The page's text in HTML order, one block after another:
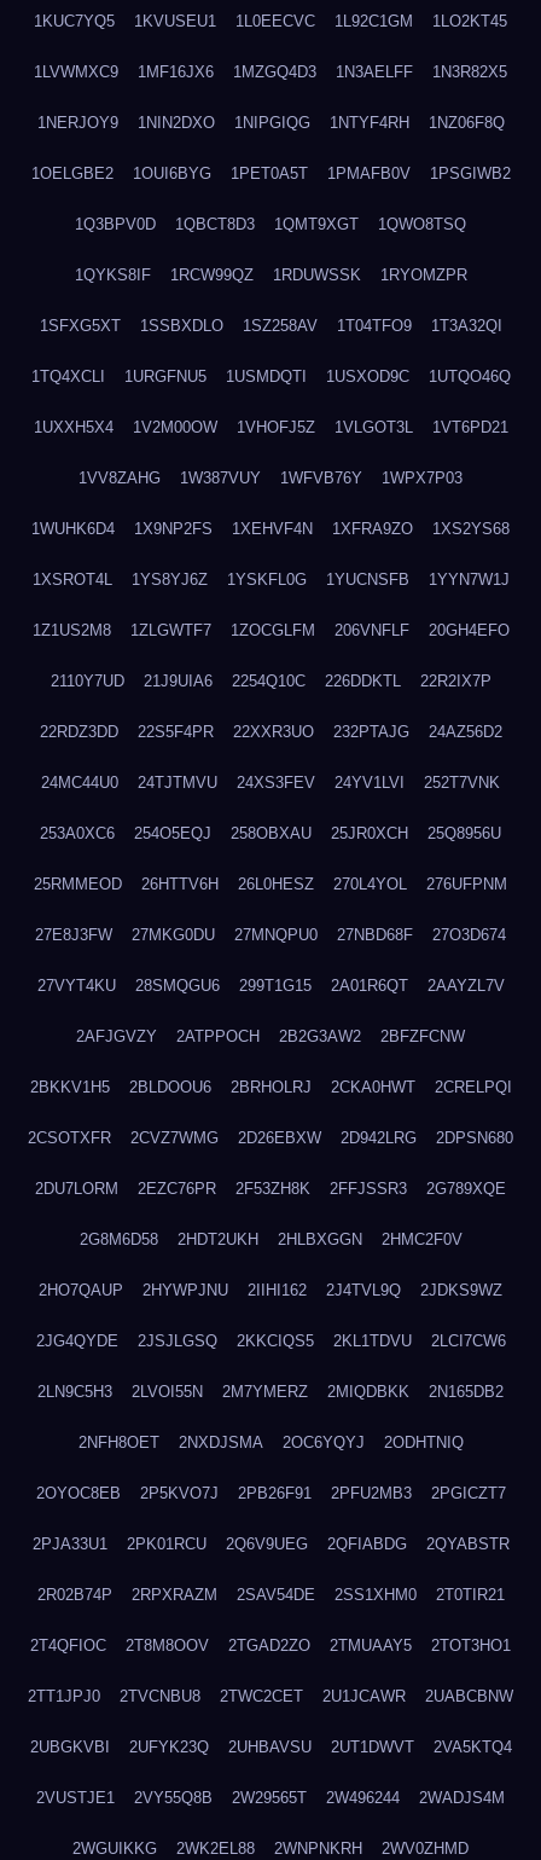
1KUC7YQ5 1KVUSEU1 1L0EECVC 1L92C1GM 1LO2KT45
1LVWMXC9 1MF16JX6 1MZGQ4D3 1N3AELFF 1N3R82X5
1NERJOY9 1NIN2DXO 1NIPGIQG 1NTYF4RH 1NZ06F8Q
1OELGBE2 1OUI6BYG 1PET0A5T 1PMAFB0V 1PSGIWB2
1Q3BPV0D 1QBCT8D3 1QMT9XGT 1QWO8TSQ
1QYKS8IF 1RCW99QZ 1RDUWSSK 1RYOMZPR
1SFXG5XT 1SSBXDLO 1SZ258AV 1T04TFO9 1T3A32QI
1TQ4XCLI 1URGFNU5 1USMDQTI 1USXOD9C 1UTQO46Q
1UXXH5X4 1V2M00OW 1VHOFJ5Z 1VLGOT3L 1VT6PD21
1VV8ZAHG 1W387VUY 1WFVB76Y 1WPX7P03
1WUHK6D4 1X9NP2FS 1XEHVF4N 1XFRA9ZO 1XS2YS68
1XSROT4L 1YS8YJ6Z 1YSKFL0G 1YUCNSFB 1YYN7W1J
1Z1US2M8 1ZLGWTF7 1ZOCGLFM 206VNFLF 20GH4EFO
2110Y7UD 21J9UIA6 2254Q10C 226DDKTL 22R2IX7P
22RDZ3DD 22S5F4PR 22XXR3UO 232PTAJG 24AZ56D2
24MC44U0 24TJTMVU 24XS3FEV 24YV1LVI 252T7VNK
253A0XC6 254O5EQJ 258OBXAU 25JR0XCH 25Q8956U
25RMMEOD 26HTTV6H 26L0HESZ 270L4YOL 276UFPNM
27E8J3FW 27MKG0DU 27MNQPU0 27NBD68F 27O3D674
27VYT4KU 28SMQGU6 299T1G15 2A01R6QT 2AAYZL7V
2AFJGVZY 2ATPPOCH 2B2G3AW2 2BFZFCNW
2BKKV1H5 2BLDOOU6 2BRHOLRJ 2CKA0HWT 2CRELPQI
2CSOTXFR 2CVZ7WMG 2D26EBXW 2D942LRG 2DPSN680
2DU7LORM 2EZC76PR 2F53ZH8K 2FFJSSR3 2G789XQE
2G8M6D58 2HDT2UKH 2HLBXGGN 2HMC2F0V
2HO7QAUP 2HYWPJNU 2IIHI162 2J4TVL9Q 2JDKS9WZ
2JG4QYDE 2JSJLGSQ 2KKCIQS5 2KL1TDVU 2LCI7CW6
2LN9C5H3 2LVOI55N 2M7YMERZ 2MIQDBKK 2N165DB2
2NFH8OET 2NXDJSMA 2OC6YQYJ 2ODHTNIQ
2OYOC8EB 2P5KVO7J 2PB26F91 2PFU2MB3 2PGICZT7
2PJA33U1 2PK01RCU 2Q6V9UEG 2QFIABDG 2QYABSTR
2R02B74P 2RPXRAZM 2SAV54DE 2SS1XHM0 2T0TIR21
2T4QFIOC 2T8M8OOV 2TGAD2ZO 2TMUAAY5 2TOT3HO1
2TT1JPJ0 2TVCNBU8 2TWC2CET 2U1JCAWR 2UABCBNW
2UBGKVBI 2UFYK23Q 2UHBAVSU 2UT1DWVT 2VA5KTQ4
2VUSTJE1 2VY55Q8B 2W29565T 2W496244 2WADJS4M
2WGUIKKG 2WK2EL88 2WNPNKRH 2WV0ZHMD